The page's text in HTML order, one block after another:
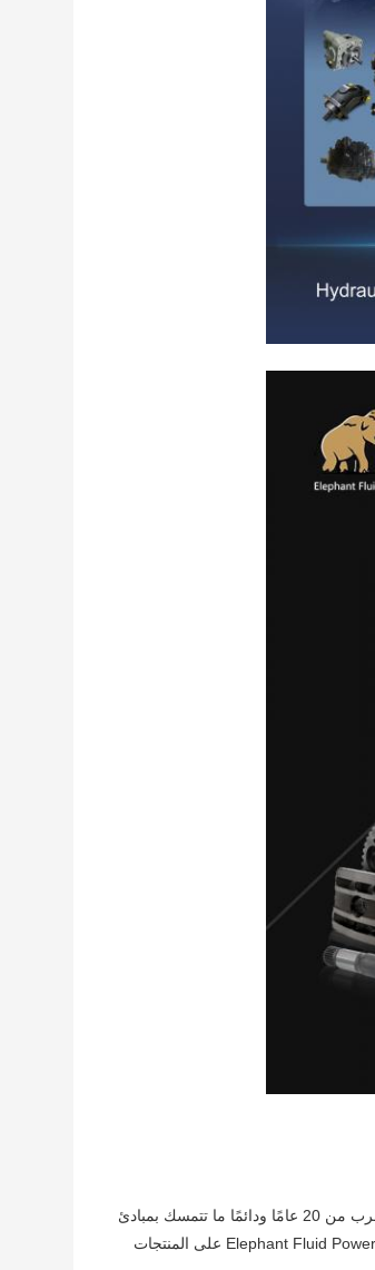
تعمل شركة Elephant Fluid Power في الأعمال الهيدروليكية منذ بداية القرن العشرين.لديها ما يقرب من 20 عامًا ودائمًا ما تتمسك بمبادئ
"الجودة أولاً" و "الائتمان أولاً" و "عدم الشكوى" ، وأصبحت رائدة جديدة في صناعة الهيدروليك.تصر Elephant Fluid Power على المنتجات